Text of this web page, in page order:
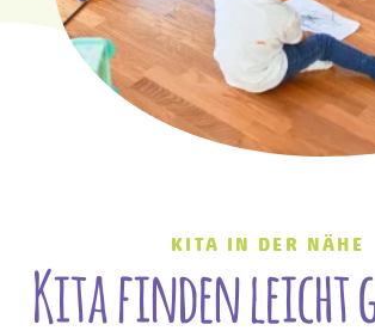
KITA IN DER NÄHE
-
Kita finden leicht